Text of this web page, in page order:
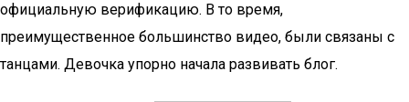
официальную верификацию. В то время,
преимущественное большинство видео, были связаны с
танцами. Девочка упорно начала развивать блог.